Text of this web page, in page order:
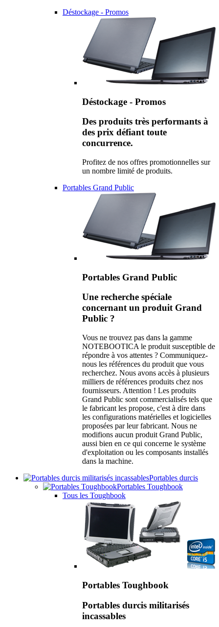
Déstockage - Promos
Déstockage - Promos
Des produits très performants à
des prix défiant toute
concurrence.
Profitez de nos offres promotionnelles sur
un nombre limité de produits.
Portables Grand Public
Portables Grand Public
Une recherche spéciale
concernant un produit Grand
Public ?
Vous ne trouvez pas dans la gamme
NOTEBOOTICA le produit susceptible de
répondre à vos attentes ? Communiquez-
nous les références du produit que vous
recherchez. Nous avons accès à plusieurs
milliers de références produits chez nos
fournisseurs. Attention ! Les produits
Grand Public sont commercialisés tels que
le fabricant les propose, c'est à dire dans
les configurations matérielles et logicielles
proposées par leur fabricant. Nous ne
modifions aucun produit Grand Public,
aussi bien en ce qui concerne le système
d'exploitation ou les composants installés
dans la machine.
Portables durcis
Portables Toughbook
Tous les Toughbook
Portables Toughbook
Portables durcis militarisés
incassables